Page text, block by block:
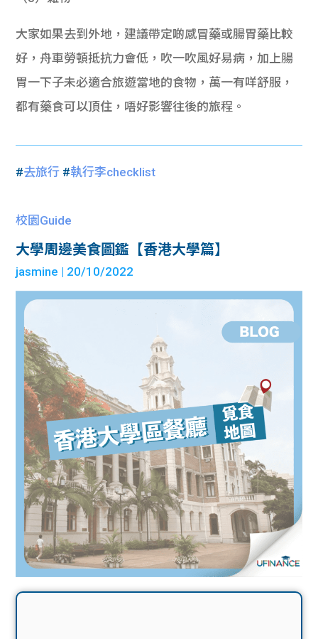
大家如果去到外地，建議帶定啲感冒藥或腸胃藥比較
好，舟車勞頓抵抗力會低，吹一吹風好易病，加上腸
胃一下子未必適合旅遊當地的食物，萬一有咩舒服，
都有藥食可以頂住，唔好影響往後的旅程。
#去旅行 #執行李checklist
校園Guide
大學周邊美食圖鑑【香港大學篇】
jasmine | 20/10/2022